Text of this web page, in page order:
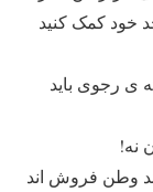
خود کمک کنید
ی رجوی باید
نه!
وطن فروش اند